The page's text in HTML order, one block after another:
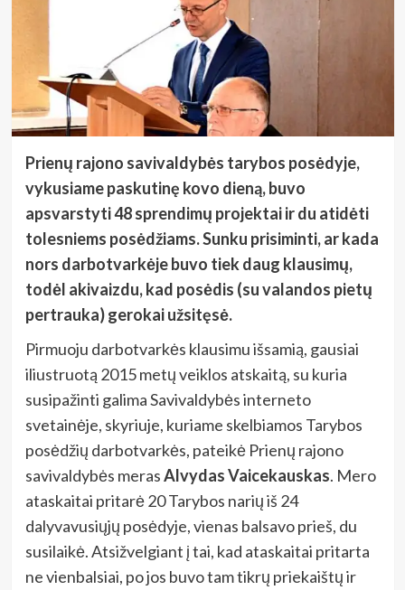
Prienų rajono savivaldybės tarybos posėdyje,
vykusiame paskutinę kovo dieną, buvo
apsvarstyti 48 sprendimų projektai ir du atidėti
tolesniems posėdžiams. Sunku prisiminti, ar kada
nors darbotvarkėje buvo tiek daug klausimų,
todėl akivaizdu, kad posėdis (su valandos pietų
pertrauka) gerokai užsitęsė.
Pirmuoju darbotvarkės klausimu išsamią, gausiai
iliustruotą 2015 metų veiklos atskaitą, su kuria
susipažinti galima Savivaldybės interneto
svetainėje, skyriuje, kuriame skelbiamos Tarybos
posėdžių darbotvarkės, pateikė Prienų rajono
savivaldybės merasAlvydas Vaicekauskas. Mero
ataskaitai pritarė 20 Tarybos narių iš 24
dalyvavusiųjų posėdyje, vienas balsavo prieš, du
susilaikė. Atsižvelgiant į tai, kad ataskaitai pritarta
ne vienbalsiai, po jos buvo tam tikrų priekaištų ir